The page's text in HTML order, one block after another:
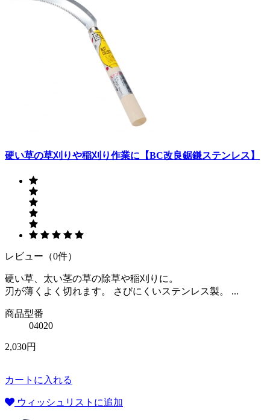
硬い草の草刈りや稲刈り作業に【BC改良鋸鎌ステンレス】
レビュー（0件）
硬い草、太い茎の草の除草や稲刈りに。
刃が薄くよく切れます。 さびにくいステンレス製。 ...
商品型番
04020
2,030円
カートに入れる
ウィッシュリストに追加